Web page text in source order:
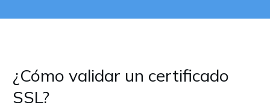
¿Cómo validar un certificado
SSL?